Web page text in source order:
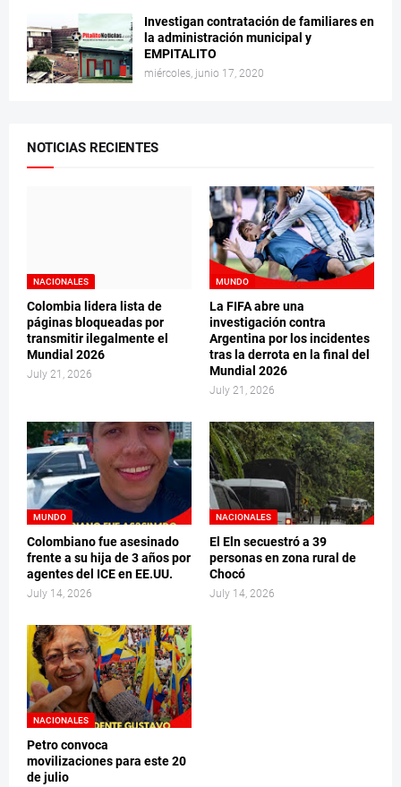
Investigan contratación de familiares en
la administración municipal y
EMPITALITO
miércoles, junio 17, 2020
NOTICIAS RECIENTES
NACIONALES
Colombia lidera lista de
páginas bloqueadas por
transmitir ilegalmente el
Mundial 2026
July 21, 2026
MUNDO
La FIFA abre una
investigación contra
Argentina por los incidentes
tras la derrota en la final del
Mundial 2026
July 21, 2026
MUNDO
Colombiano fue asesinado
frente a su hija de 3 años por
agentes del ICE en EE.UU.
July 14, 2026
NACIONALES
El Eln secuestró a 39
personas en zona rural de
Chocó
July 14, 2026
NACIONALES
Petro convoca
movilizaciones para este 20
de julio